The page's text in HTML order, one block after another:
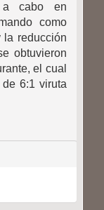
a cabo en
como
la reducción
obtuvieron
el cual
6:1 viruta